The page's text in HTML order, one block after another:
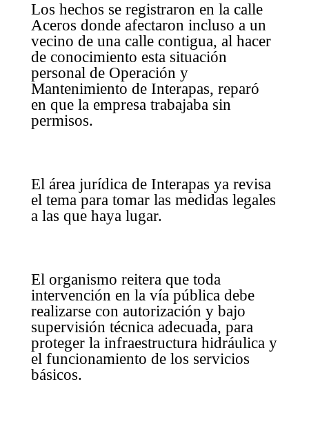
Los hechos se registraron en la calle
Aceros donde afectaron incluso a un
vecino de una calle contigua, al hacer
de conocimiento esta situación
personal de Operación y
Mantenimiento de Interapas, reparó
en que la empresa trabajaba sin
permisos.
El área jurídica de Interapas ya revisa
el tema para tomar las medidas legales
a las que haya lugar.
El organismo reitera que toda
intervención en la vía pública debe
realizarse con autorización y bajo
supervisión técnica adecuada, para
proteger la infraestructura hidráulica y
el funcionamiento de los servicios
básicos.